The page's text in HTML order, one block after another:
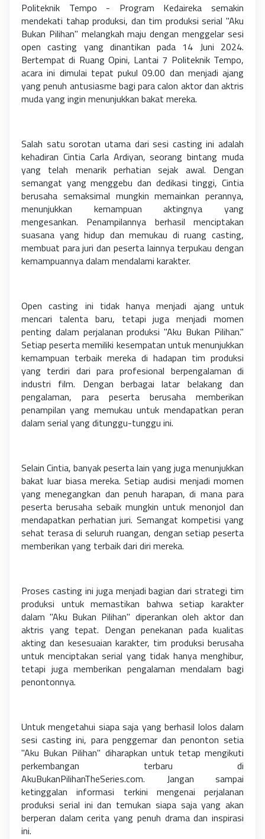
Politeknik Tempo - Program Kedaireka semakin
mendekati tahap produksi, dan tim produksi serial "Aku
Bukan Pilihan" melangkah maju dengan menggelar sesi
open casting yang dinantikan pada 14 Juni 2024.
Bertempat di Ruang Opini, Lantai 7 Politeknik Tempo,
acara ini dimulai tepat pukul 09.00 dan menjadi ajang
yang penuh antusiasme bagi para calon aktor dan aktris
muda yang ingin menunjukkan bakat mereka.
Salah satu sorotan utama dari sesi casting ini adalah
kehadiran Cintia Carla Ardiyan, seorang bintang muda
yang telah menarik perhatian sejak awal. Dengan
semangat yang menggebu dan dedikasi tinggi, Cintia
berusaha semaksimal mungkin memainkan perannya,
menunjukkan kemampuan aktingnya yang
mengesankan. Penampilannya berhasil menciptakan
suasana yang hidup dan memukau di ruang casting,
membuat para juri dan peserta lainnya terpukau dengan
kemampuannya dalam mendalami karakter.
Open casting ini tidak hanya menjadi ajang untuk
mencari talenta baru, tetapi juga menjadi momen
penting dalam perjalanan produksi "Aku Bukan Pilihan."
Setiap peserta memiliki kesempatan untuk menunjukkan
kemampuan terbaik mereka di hadapan tim produksi
yang terdiri dari para profesional berpengalaman di
industri film. Dengan berbagai latar belakang dan
pengalaman, para peserta berusaha memberikan
penampilan yang memukau untuk mendapatkan peran
dalam serial yang ditunggu-tunggu ini.
Selain Cintia, banyak peserta lain yang juga menunjukkan
bakat luar biasa mereka. Setiap audisi menjadi momen
yang menegangkan dan penuh harapan, di mana para
peserta berusaha sebaik mungkin untuk menonjol dan
mendapatkan perhatian juri. Semangat kompetisi yang
sehat terasa di seluruh ruangan, dengan setiap peserta
memberikan yang terbaik dari diri mereka.
Proses casting ini juga menjadi bagian dari strategi tim
produksi untuk memastikan bahwa setiap karakter
dalam "Aku Bukan Pilihan" diperankan oleh aktor dan
aktris yang tepat. Dengan penekanan pada kualitas
akting dan kesesuaian karakter, tim produksi berusaha
untuk menciptakan serial yang tidak hanya menghibur,
tetapi juga memberikan pengalaman mendalam bagi
penontonnya.
Untuk mengetahui siapa saja yang berhasil lolos dalam
sesi casting ini, para penggemar dan penonton setia
"Aku Bukan Pilihan" diharapkan untuk tetap mengikuti
perkembangan terbaru di
AkuBukanPilihanTheSeries.com. Jangan sampai
ketinggalan informasi terkini mengenai perjalanan
produksi serial ini dan temukan siapa saja yang akan
berperan dalam cerita yang penuh drama dan inspirasi
ini.